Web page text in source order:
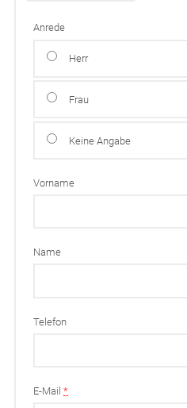
Anrede
Herr
Frau
Keine Angabe
Vorname
Name
Telefon
E-Mail*